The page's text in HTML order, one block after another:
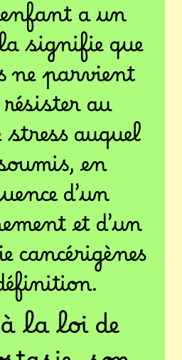
a un
signifie que
ne parvient
au
auquel
en
d’un
et d’un
cancérigènes
la loi de